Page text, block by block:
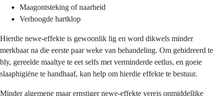
Maagontsteking of naarheid
Verhoogde hartklop
Hierdie newe-effekte is gewoonlik lig en word dikwels minder
merkbaar na die eerste paar weke van behandeling. Om gehidreerd te
bly, gereelde maaltye te eet selfs met verminderde eetlus, en goeie
slaaphigiëne te handhaaf, kan help om hierdie effekte te bestuur.
Minder algemene maar ernstiger newe-effekte vereis onmiddellike